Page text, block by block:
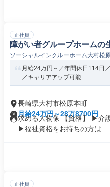
正社員
障がい者グループホームの
ソーシャルインクルーホーム大村松
月給24万円～／年間休日114日
／キャリアアップ可能
長崎県大村市松原本町
月給24万円～28万8700円
求める人物像 【資格】 ▶介
▶福祉資格をお持ちの方は...
正社員